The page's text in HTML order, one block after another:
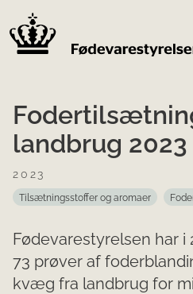
landbrug 2023
2023
Tilsætningsstoffer og aromaer
Fødevarestyrelsen har i
73 prøver af
kvæg fra landbrug for